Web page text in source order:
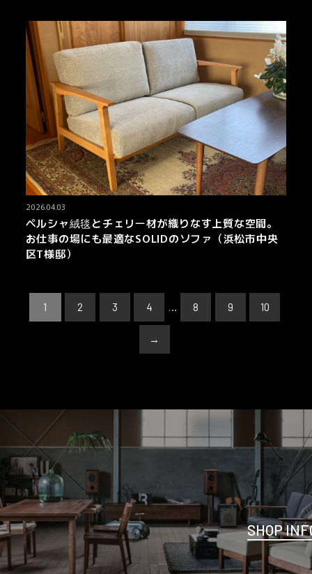
2026.04.03
ペルシャ絨毯とチェリー材が織りなす上質な空間。
お仕事の場にも最適なSOLIDのソファ（浜松市中央
区T様邸）
1 2 3 4 … 8 9 10
→
SHOP